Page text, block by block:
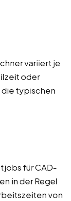
variiert je
oder
die typischen
für CAD-
in der Regel
von